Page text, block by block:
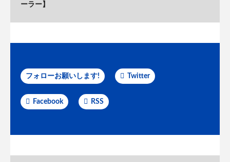
ーラー】
フォローお願いします! Twitter
Facebook RSS